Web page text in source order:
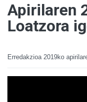
Apirilaren
Loatzora
Erredakzioa 2019ko